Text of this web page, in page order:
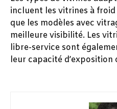
incluent les vitrines à
que les modèles avec
meilleure visibilité. Les
libre-service sont
leur capacité d’exposition